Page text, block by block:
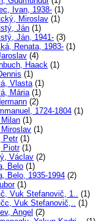
Ivan, 1938- (1)
Miroslav (1)
Ján (1)
Ján, 1941- (3)
Renata, 1983- (1)
(4)
Haack (1)
(1)
Vlasta(1)
Mária(1)
(2)
1724-1804 (1)
Milan (1)
(1)
Petr(1)
Piotr(1)
Václav (2)
Belo (1)
Belo, 1935-1994 (2)
(1)
Vuk Stefanovič, 1.. (1)
Vuk Stefanovič,.. (1)
Angel (2)